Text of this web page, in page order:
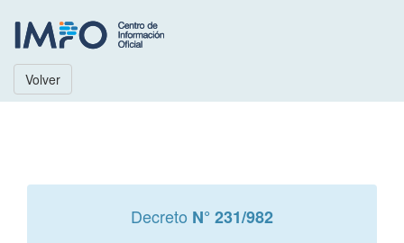
Volver
Decreto N° 231/982